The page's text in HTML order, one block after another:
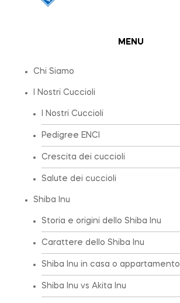
MENU
Chi Siamo
I Nostri Cuccioli
I Nostri Cuccioli
Pedigree ENCI
Crescita dei cuccioli
Salute dei cuccioli
Shiba Inu
Storia e origini dello Shiba Inu
Carattere dello Shiba Inu
Shiba Inu in casa o appartamento
Shiba Inu vs Akita Inu